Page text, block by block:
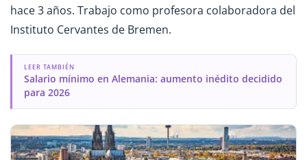
hace 3 años. Trabajo como profesora colaboradora del
Instituto Cervantes de Bremen.
LEER TAMBIÉN
Salario mínimo en Alemania: aumento inédito decidido
para 2026